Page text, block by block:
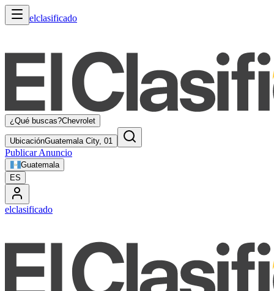
elclasificado
¿Qué buscas?Chevrolet
UbicaciónGuatemala City, 01
Publicar Anuncio
Guatemala
ES
elclasificado